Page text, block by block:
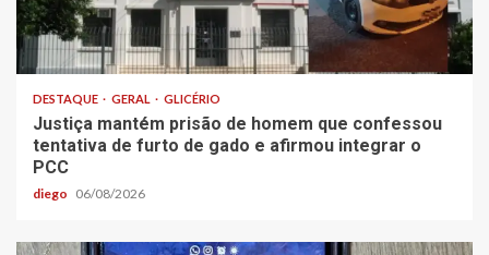
DESTAQUE GERAL GLICÉRIO
Justiça mantém prisão de homem que confessou
tentativa de furto de gado e afirmou integrar o
PCC
diego 06/08/2026